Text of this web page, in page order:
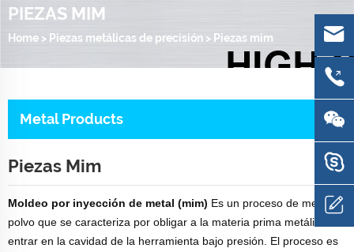
PIEZAS MIM
Home > Piezas metálicas de precisión > Piezas mim
Metal Products
Piezas Mim
Moldeo por inyección de metal (mim) Es un proceso de metal en
polvo que se caracteriza por obligar a la materia prima metálica a
entrar en la cavidad de la herramienta bajo presión. El proceso es